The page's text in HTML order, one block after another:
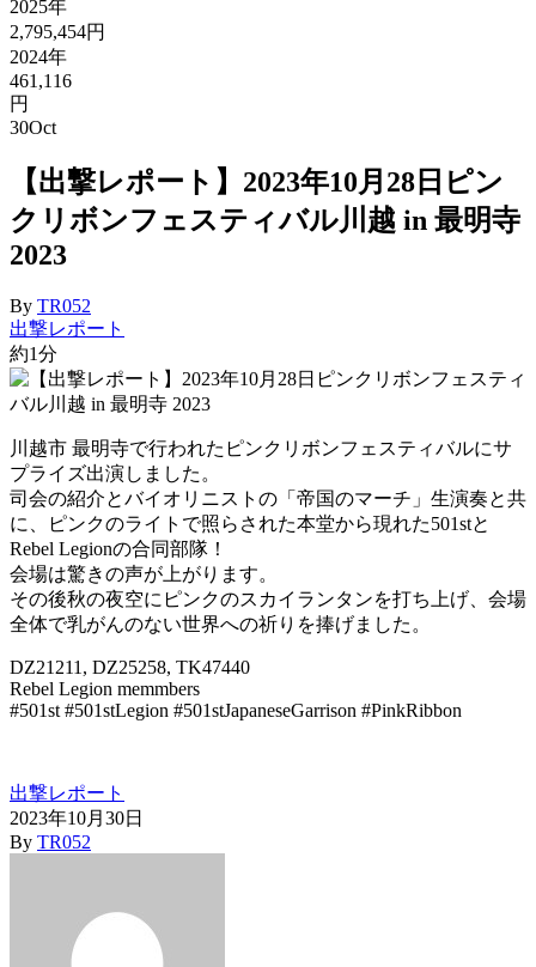
2025年
2,795,454円
2024年
461,116
円
30Oct
【出撃レポート】2023年10月28日ピン
クリボンフェスティバル川越 in 最明寺
2023
By TR052
出撃レポート
約1分
川越市 最明寺で行われたピンクリボンフェスティバルにサ
プライズ出演しました。
司会の紹介とバイオリニストの「帝国のマーチ」生演奏と共
に、ピンクのライトで照らされた本堂から現れた501stと
Rebel Legionの合同部隊！
会場は驚きの声が上がります。
その後秋の夜空にピンクのスカイランタンを打ち上げ、会場
全体で乳がんのない世界への祈りを捧げました。
DZ21211, DZ25258, TK47440
Rebel Legion memmbers
#501st #501stLegion #501stJapaneseGarrison #PinkRibbon
出撃レポート
2023年10月30日
By TR052